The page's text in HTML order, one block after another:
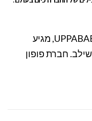
מותג העגלות מספר 1 בארה"ב – UPPABABY, מגיע
חברת פופון